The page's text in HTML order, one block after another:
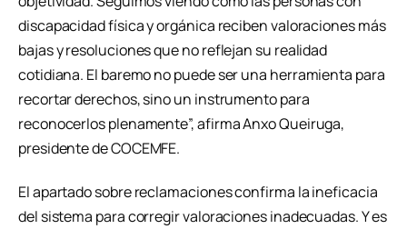
discapacidad física y orgánica reciben valoraciones más
bajas y resoluciones que no reflejan su realidad
cotidiana. El baremo no puede ser una herramienta para
recortar derechos, sino un instrumento para
reconocerlos plenamente”, afirma Anxo Queiruga,
presidente de COCEMFE.
El apartado sobre reclamaciones confirma la ineficacia
del sistema para corregir valoraciones inadecuadas. Y es